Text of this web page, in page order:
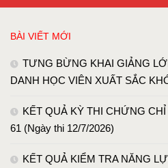
BÀI VIẾT MỚI
TƯNG BỪNG KHAI GIẢNG
DANH HỌC VIÊN XUẤT SẮC
KẾT QUẢ KỲ THI CHỨNG
61 (Ngày thi 12/7/2026)
KẾT QUẢ KIỂM TRA NĂNG